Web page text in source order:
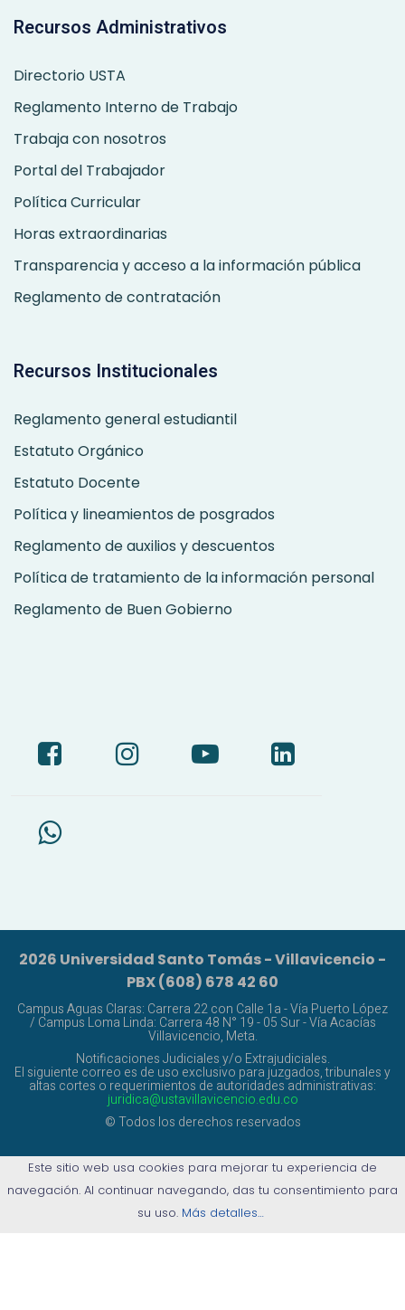
Recursos Administrativos
Directorio USTA
Reglamento Interno de Trabajo
Trabaja con nosotros
Portal del Trabajador
Política Curricular
Horas extraordinarias
Transparencia y acceso a la información pública
Reglamento de contratación
Recursos Institucionales
Reglamento general estudiantil
Estatuto Orgánico
Estatuto Docente
Política y lineamientos de posgrados
Reglamento de auxilios y descuentos
Política de tratamiento de la información personal
Reglamento de Buen Gobierno
2026 Universidad Santo Tomás - Villavicencio -
PBX (608) 678 42 60
Campus Aguas Claras: Carrera 22 con Calle 1a - Vía Puerto López
/ Campus Loma Linda: Carrera 48 N° 19 - 05 Sur - Vía Acacías
Villavicencio, Meta.
Notificaciones Judiciales y/o Extrajudiciales.
El siguiente correo es de uso exclusivo para juzgados, tribunales y
altas cortes o requerimientos de autoridades administrativas:
juridica@ustavillavicencio.edu.co
© Todos los derechos reservados
Este sitio web usa cookies para mejorar tu experiencia de
navegación. Al continuar navegando, das tu consentimiento para
su uso. Más detalles…